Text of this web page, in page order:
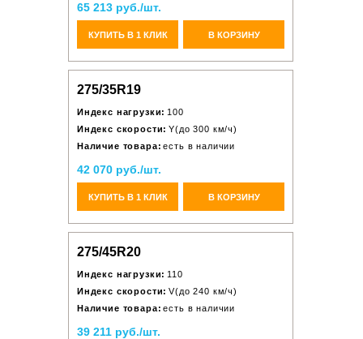
65 213 руб./шт.
КУПИТЬ В 1 КЛИК В КОРЗИНУ
275/35R19
Индекс нагрузки: 100
Индекс скорости: Y(до 300 км/ч)
Наличие товара: есть в наличии
42 070 руб./шт.
КУПИТЬ В 1 КЛИК В КОРЗИНУ
275/45R20
Индекс нагрузки: 110
Индекс скорости: V(до 240 км/ч)
Наличие товара: есть в наличии
39 211 руб./шт.